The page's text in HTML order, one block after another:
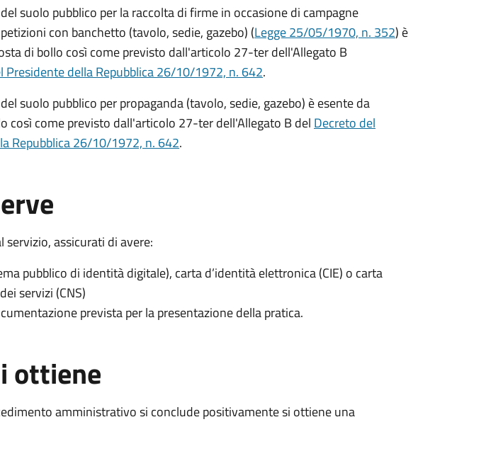
suolo pubblico per la raccolta di firme in occasione di campagne
con banchetto (tavolo, sedie, gazebo) (Legge 25/05/1970, n. 352) è
di bollo così come previsto dall'articolo 27-ter dell'Allegato B
Presidente della Repubblica 26/10/1972, n. 642.
suolo pubblico per propaganda (tavolo, sedie, gazebo) è esente da
così come previsto dall'articolo 27-ter dell'Allegato B del Decreto del
Repubblica 26/10/1972, n. 642.
servizio, assicurati di avere:
pubblico di identità digitale), carta d’identità elettronica (CIE) o carta
servizi (CNS)
prevista per la presentazione della pratica.
ottiene
amministrativo si conclude positivamente si ottiene una